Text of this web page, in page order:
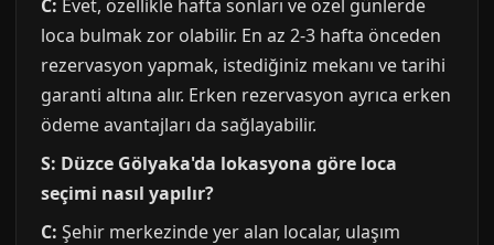
C: Evet, özellikle hafta sonları ve özel günlerde
loca bulmak zor olabilir. En az 2-3 hafta önceden
rezervasyon yapmak, istediğiniz mekanı ve tarihi
garanti altına alır. Erken rezervasyon ayrıca erken
ödeme avantajları da sağlayabilir.
S: Düzce Gölyaka'da lokasyona göre loca
seçimi nasıl yapılır?
C: Şehir merkezinde yer alan localar, ulaşım